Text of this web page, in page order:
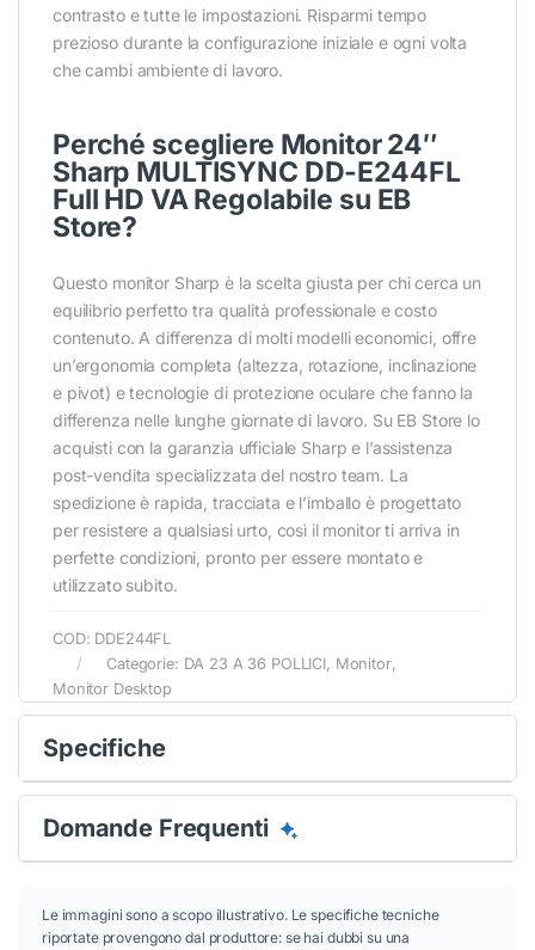
Conferma
contrasto e tutte le impostazioni. Risparmi tempo
prezioso durante la configurazione iniziale e ogni volta
che cambi ambiente di lavoro.
Perché scegliere Monitor 24″
Sharp MULTISYNC DD-E244FL
Full HD VA Regolabile su EB
Store?
Questo monitor Sharp è la scelta giusta per chi cerca un
equilibrio perfetto tra qualità professionale e costo
contenuto. A differenza di molti modelli economici, offre
un’ergonomia completa (altezza, rotazione, inclinazione
e pivot) e tecnologie di protezione oculare che fanno la
differenza nelle lunghe giornate di lavoro. Su EB Store lo
acquisti con la garanzia ufficiale Sharp e l’assistenza
post-vendita specializzata del nostro team. La
spedizione è rapida, tracciata e l’imballo è progettato
per resistere a qualsiasi urto, così il monitor ti arriva in
perfette condizioni, pronto per essere montato e
utilizzato subito.
COD: DDE244FL
Categorie: DA 23 A 36 POLLICI, Monitor,
Monitor Desktop
Specifiche
Domande Frequenti
Le immagini sono a scopo illustrativo. Le specifiche tecniche
riportate provengono dal produttore: se hai dubbi su una
Conferma